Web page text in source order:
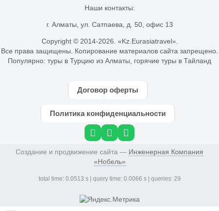
Наши контакты:
г. Алматы, ул. Сатпаева, д. 50, офис 13
Copyright © 2014-2026. «Kz.Eurasiatravel».
Все права защищены. Копирование материалов сайта запрещено.
Популярно: туры в Турцию из Алматы горячие туры в Тайланд
Договор оферты
Политика конфиденциальности
Создание и продвижение сайта — Инженерная Компания
«Нобель»
total time: 0.0513 s | query time: 0.0066 s | queries: 29